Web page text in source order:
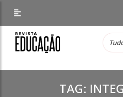
TAG: